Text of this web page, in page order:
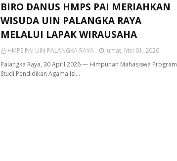
BIRO DANUS HMPS PAI MERIAHKAN
WISUDA UIN PALANGKA RAYA
MELALUI LAPAK WIRAUSAHA
HMPS PAI UIN PALANGKA RAYA
Jumat, Mei 01, 2026
Palangka Raya, 30 April 2026 — Himpunan Mahasiswa Program
Studi Pendidikan Agama Isl…